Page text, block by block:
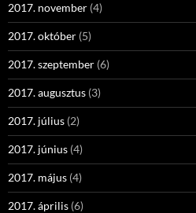
2017. november (4)
2017. október (5)
2017. szeptember (6)
2017. augusztus (3)
2017. július (2)
2017. június (4)
2017. május (4)
2017. április (6)